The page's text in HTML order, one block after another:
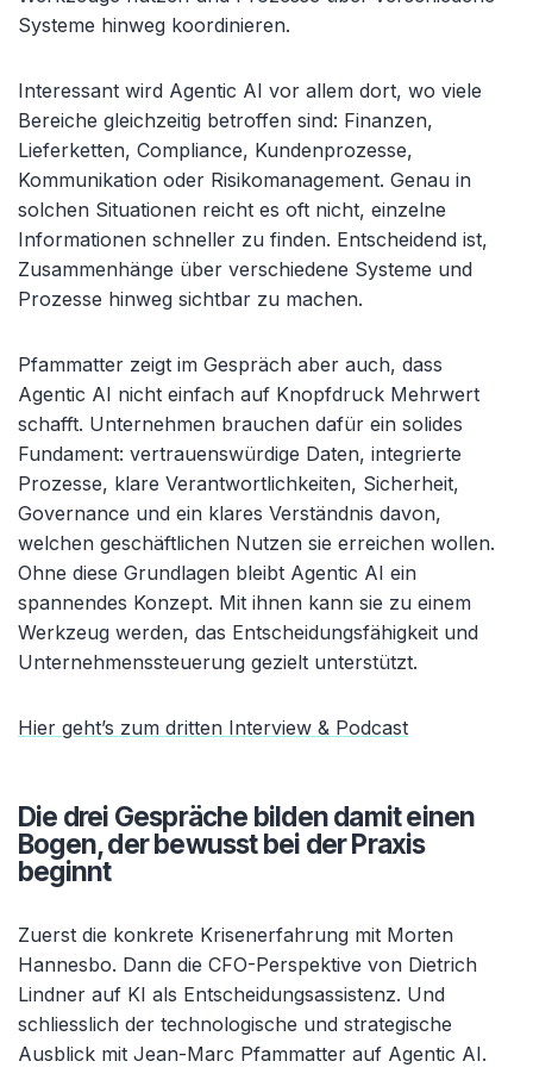
Systeme hinweg koordinieren.
Interessant wird Agentic AI vor allem dort, wo viele
Bereiche gleichzeitig betroffen sind: Finanzen,
Lieferketten, Compliance, Kundenprozesse,
Kommunikation oder Risikomanagement. Genau in
solchen Situationen reicht es oft nicht, einzelne
Informationen schneller zu finden. Entscheidend ist,
Zusammenhänge über verschiedene Systeme und
Prozesse hinweg sichtbar zu machen.
Pfammatter zeigt im Gespräch aber auch, dass
Agentic AI nicht einfach auf Knopfdruck Mehrwert
schafft. Unternehmen brauchen dafür ein solides
Fundament: vertrauenswürdige Daten, integrierte
Prozesse, klare Verantwortlichkeiten, Sicherheit,
Governance und ein klares Verständnis davon,
welchen geschäftlichen Nutzen sie erreichen wollen.
Ohne diese Grundlagen bleibt Agentic AI ein
spannendes Konzept. Mit ihnen kann sie zu einem
Werkzeug werden, das Entscheidungsfähigkeit und
Unternehmenssteuerung gezielt unterstützt.
Hier geht’s zum dritten Interview & Podcast
Die drei Gespräche bilden damit einen
Bogen, der bewusst bei der Praxis
beginnt
Zuerst die konkrete Krisenerfahrung mit Morten
Hannesbo. Dann die CFO-Perspektive von Dietrich
Lindner auf KI als Entscheidungsassistenz. Und
schliesslich der technologische und strategische
Ausblick mit Jean-Marc Pfammatter auf Agentic AI.